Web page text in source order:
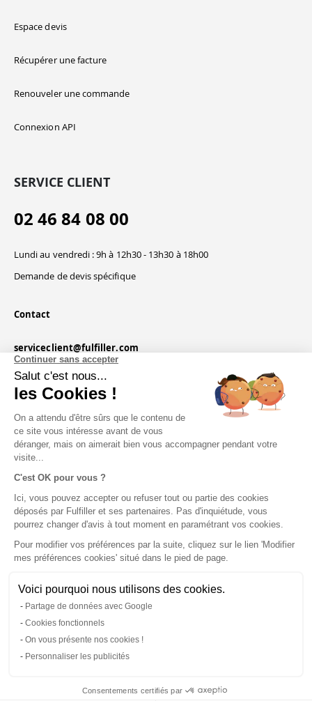
Continuer sans accepter
Salut c'est nous...
les Cookies !
On a attendu d'être sûrs que le contenu de
ce site vous intéresse avant de vous
déranger, mais on aimerait bien vous accompagner pendant votre
visite...
C'est OK pour vous ?
Ici, vous pouvez accepter ou refuser tout ou partie des cookies
déposés par Fulfiller et ses partenaires. Pas d'inquiétude, vous
pourrez changer d'avis à tout moment en paramétrant vos cookies.
Pour modifier vos préférences par la suite, cliquez sur le lien 'Modifier
mes préférences cookies' situé dans le pied de page.
Voici pourquoi nous utilisons des cookies.
Partage de données avec Google
Cookies fonctionnels
On vous présente nos cookies !
Personnaliser les publicités
Consentements certifiés par
Espace devis
Récupérer une facture
Renouveler une commande
Connexion API
SERVICE CLIENT
02 46 84 08 00
Lundi au vendredi : 9h à 12h30 - 13h30 à 18h00
Demande de devis spécifique
Contact
serviceclient@fulfiller.com
CGU & CGV | Mentions légales |
Politique de confidentialité | Contact
Modifier mes préférences cookies
Tous droits réservés © Fulfiller